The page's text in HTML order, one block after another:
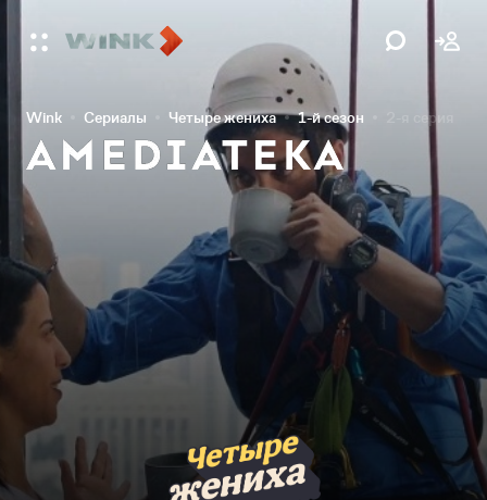
Wink Сериалы Четыре жениха 1-й сезон 2-я серия